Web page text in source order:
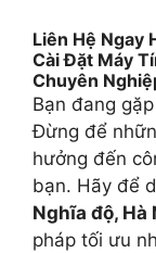
Liên Hệ Ngay
Cài Đặt Máy
Chuyên
Bạn đang
Đừng để
hưởng đến
bạn. Hãy để
Nghĩa độ, Hà
pháp tối ưu